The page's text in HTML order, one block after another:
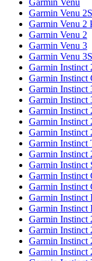
Garmin Venu
Garmin Venu 2S
Garmin Venu 2
Garmin Venu 2
Garmin Venu 3
Garmin Venu 3S
Garmin Instinct
Garmin Instinct
Garmin Instinct
Garmin Instinct
Garmin Instinct
Garmin Instinct
Garmin Instinct
Garmin Instinct
Garmin Instinct
Garmin Instinct
Garmin Instinct
Garmin Instinct
Garmin Instinct
Garmin Instinct
Garmin Instinct
Garmin Instinct
Garmin Instinct
Garmin Instinct